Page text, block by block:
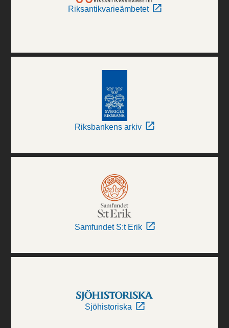
Riksantikvarieämbetet
Riksbankens arkiv
Samfundet S:t Erik
Sjöhistoriska